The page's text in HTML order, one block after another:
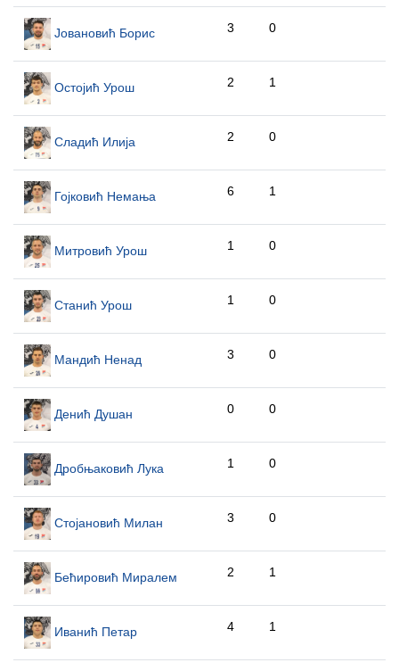
Јовановић Борис 3 0
Остојић Урош 2 1
Сладић Илија 2 0
Гојковић Немања 6 1
Митровић Урош 1 0
Станић Урош 1 0
Мандић Ненад 3 0
Денић Душан 0 0
Дробњаковић Лука 1 0
Стојановић Милан 3 0
Бећировић Миралем 2 1
Иванић Петар 4 1